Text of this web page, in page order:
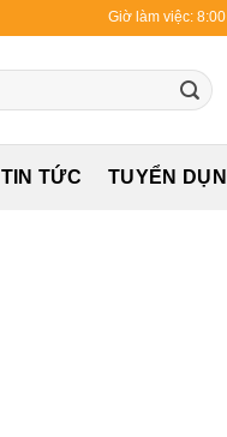
Giờ làm việc:
TIN TỨC TUYỂN